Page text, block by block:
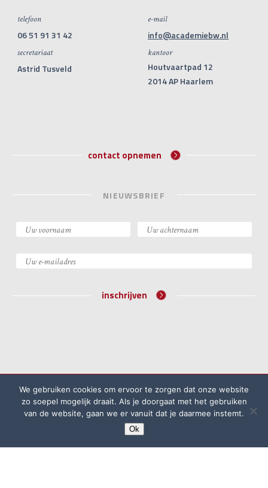
telefoon
06 51 91 31 42
secretariaat
Astrid Tusveld
e-mail
info@academiebw.nl
kantoor
Houtvaartpad 12
2014 AP Haarlem
contact opnemen
NIEUWSBRIEF
inschrijven
Algemene voorwaarden
Klachtenprocedure
Privacyreglement
website doorRock the Web
We gebruiken cookies om ervoor te zorgen dat onze website
zo soepel mogelijk draait. Als je doorgaat met het gebruiken
van de website, gaan we er vanuit dat je daarmee instemt.
Ok